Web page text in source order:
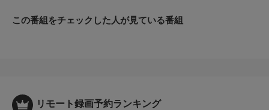
この番組をチェックした人が見ている番組
リモート録画予約ランキング